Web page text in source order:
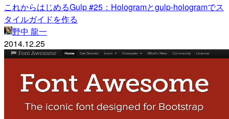
これからはじめるGulp #25：Hologramとgulp-hologramでス
タイルガイドを作る
野中 龍一
2014.12.25